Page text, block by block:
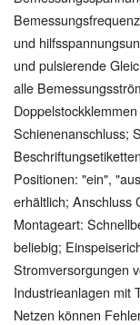
und
und pulsierende
alle
Schienenanschluss;
Positionen: "ein",
erhältlich; Anschluss
Montageart:
beliebig;
Stromversorgungen
Industrieanlagen mit
Netzen können